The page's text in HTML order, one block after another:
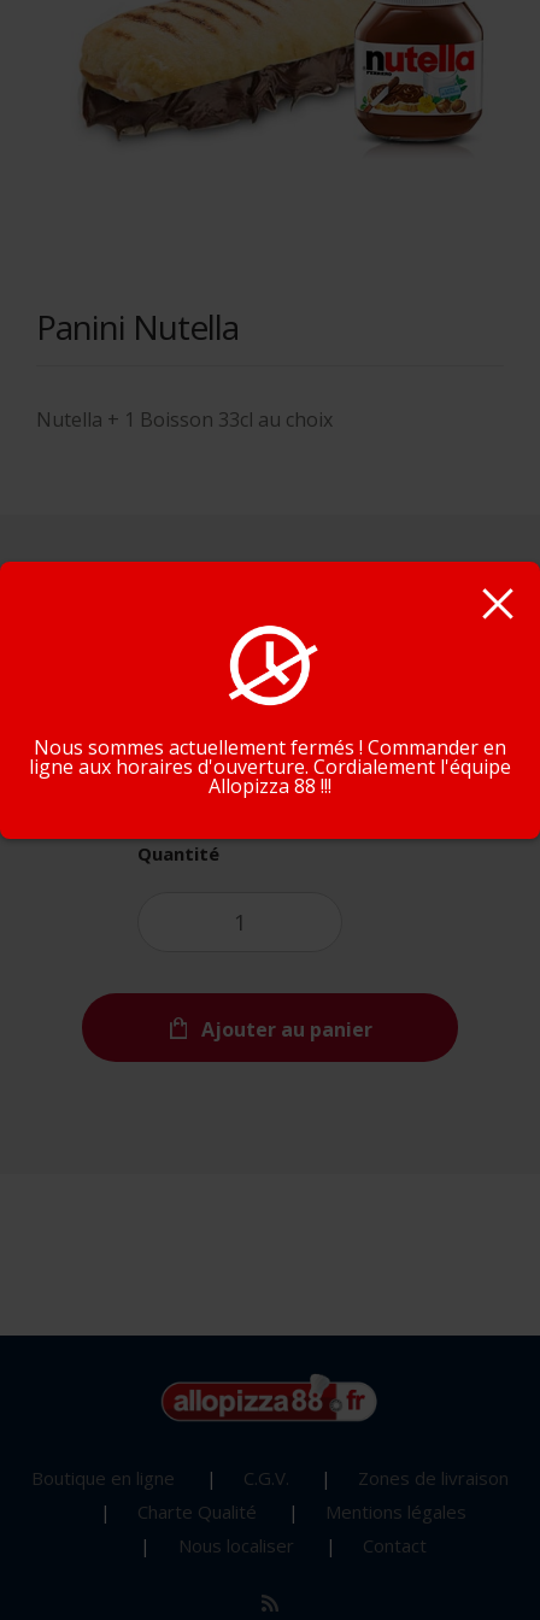
Panini Nutella
Nutella + 1 Boisson 33cl au choix
Choisissez votre boisson
6,00€
Quantité
Ajouter au panier
Boutique en ligne C.G.V.
Zones de livraison
Charte Qualité
Mentions légales
Nous localiser
Contact
En poursuivant la navigation, vous acceptez que nous
utilisions des cookies pour tracer votre navigation et vos
Nous sommes actuellement fermés ! Commander en
ligne aux horaires d'ouverture. Cordialement l'équipe
Allopizza 88 !!!